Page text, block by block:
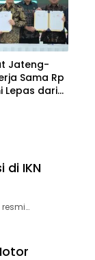
Jateng-
Sama Rp
Lepas dari
di IKN